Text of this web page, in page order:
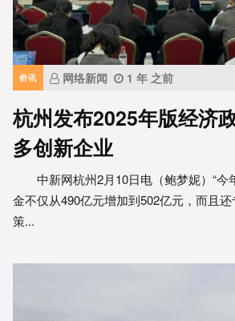
侨讯 网络新闻 1 年 之前
杭州发布2025年版经济
多创新企业
中新网杭州2月10日电（鲍梦妮）“今
金不仅从490亿元增加到502亿元，而且
策...